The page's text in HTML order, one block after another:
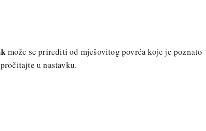
može se prirediti od mješovitog povrća koje je poznato
pročitajte u nastavku.